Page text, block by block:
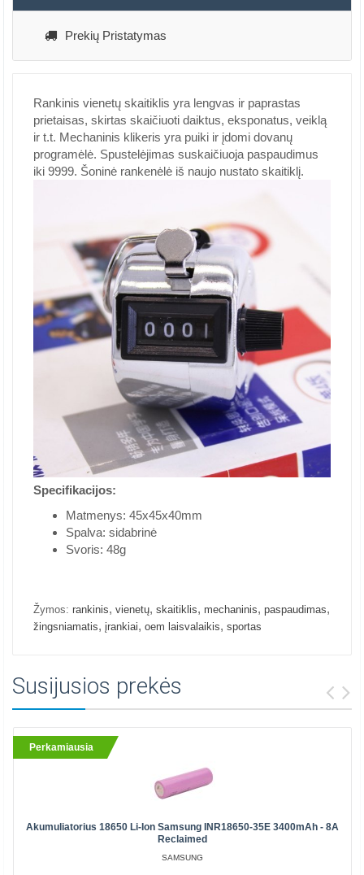
Prekių Pristatymas
Rankinis vienetų skaitiklis yra lengvas ir paprastas
prietaisas, skirtas skaičiuoti daiktus, eksponatus, veiklą
ir t.t. Mechaninis klikeris yra puiki ir įdomi dovanų
programėlė. Spustelėjimas suskaičiuoja paspaudimus
iki 9999. Šoninė rankenėlė iš naujo nustato skaitiklį.
Specifikacijos:
Matmenys: 45x45x40mm
Spalva: sidabrinė
Svoris: 48g
Žymos: rankinis, vienetų, skaitiklis, mechaninis, paspaudimas,
žingsniamatis, įrankiai, oem laisvalaikis, sportas
Susijusios prekės
Perkamiausia
Akumuliatorius 18650 Li-Ion Samsung INR18650-35E 3400mAh - 8A
Reclaimed
SAMSUNG